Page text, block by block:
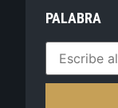
PALABRA